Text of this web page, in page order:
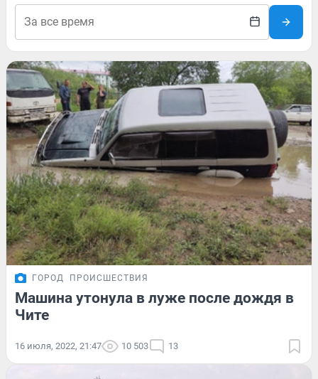
ГОРОД ПРОИСШЕСТВИЯ
Машина утонула в луже после дождя в
Чите
16 июля, 2022, 21:47 10 503 13